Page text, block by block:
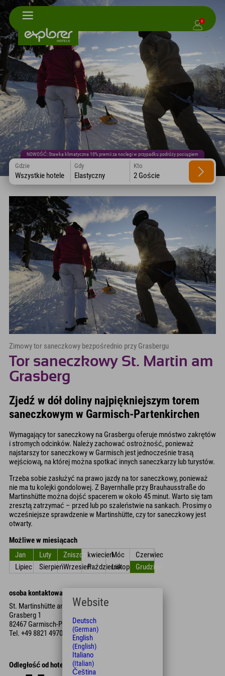
1
NOWOŚĆ: Stawka klimatyczna 10% premii za noclegi w przypadku podróży pociągiem
Gdzie
Wszystkie hotele
Gdy
Elastyczny
Kto
2 Goście
Zimowy tor saneczkowy bezpośrednio przy Grasbergu
Tor saneczkowy St. Martin am
Grasberg
Zjedź w dół doliny najpiękniejszym torem
saneczkowym w Garmisch-Partenkirchen
Wymagający tor saneczkowy na Grasbergu oferuje mnóstwo zakrętów
i stromych odcinków. Należy zachować ostrożność, ponieważ
najstarszy tor saneczkowy w Garmisch jest jednocześnie trasą
wejściową, na której można spotkać innych saneczkarzy lub turystów.
Trzeba sobie zasłużyć na prawo jazdy na tor saneczkowy, ponieważ
nie ma tu kolejki gondolowej. Z Bayernhalle przy Brauhausstraße do
Martinshütte można dojść spacerem w około 45 minut. Warto się tam
zresztą zatrzymać – przed lub po szaleństwie na sankach. Prosimy o
wcześniejsze sprawdzenie w Martinshütte, czy tor saneczkowy jest
otwarty.
Możliwe w miesiącach
Jan
Luty ZniszczyćkwiecieńMóc
Czerwiec
Lipiec
SierpieńWrzesieńPaździernikListopadGrudzień
osoba kontaktowa
St. Martinshütte am Grasberg
Grasberg 1
82467 Garmisch-Partenkirchen
Tel. +49 8821 4970
Odległość od hotelu
Website
Deutsch
(German)
English
(English)
Italiano
(Italian)
Čeština